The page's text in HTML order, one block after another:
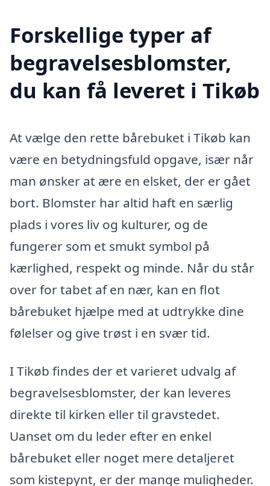
Forskellige typer af
begravelsesblomster,
du kan få leveret i Tikøb
At vælge den rette bårebuket i Tikøb kan
være en betydningsfuld opgave, især når
man ønsker at ære en elsket, der er gået
bort. Blomster har altid haft en særlig
plads i vores liv og kulturer, og de
fungerer som et smukt symbol på
kærlighed, respekt og minde. Når du står
over for tabet af en nær, kan en flot
bårebuket hjælpe med at udtrykke dine
følelser og give trøst i en svær tid.
I Tikøb findes der et varieret udvalg af
begravelsesblomster, der kan leveres
direkte til kirken eller til gravstedet.
Uanset om du leder efter en enkel
bårebuket eller noget mere detaljeret
som kistepynt, er der mange muligheder.